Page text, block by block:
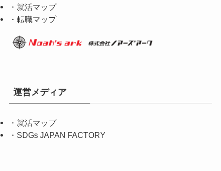
・就活マップ
・転職マップ
運営メディア
・ 就活マップ
・ SDGs JAPAN FACTORY